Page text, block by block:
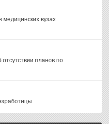
вузах
отсутствии планов по